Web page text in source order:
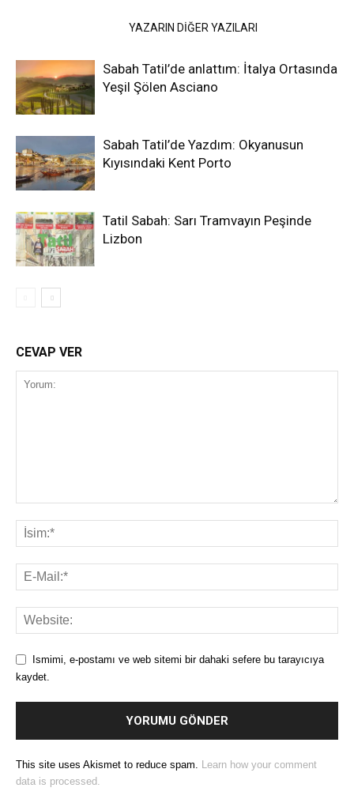
YAZARIN DİĞER YAZILARI
Sabah Tatil’de anlattım: İtalya Ortasında
Yeşil Şölen Asciano
Sabah Tatil’de Yazdım: Okyanusun
Kıyısındaki Kent Porto
Tatil Sabah: Sarı Tramvayın Peşinde
Lizbon
CEVAP VER
Ismimi, e-postamı ve web sitemi bir dahaki sefere bu tarayıcıya
kaydet.
This site uses Akismet to reduce spam.
Learn how your comment
data is processed.